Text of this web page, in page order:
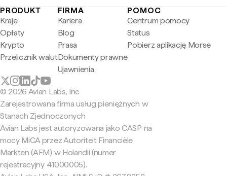
PRODUKT
Kraje
Opłaty
Krypto
Przelicznik walut
FIRMA
Kariera
Blog
Prasa
Dokumenty prawne
Ujawnienia
POMOC
Centrum pomocy
Status
Pobierz aplikację Morse
© 2026 Avian Labs, Inc
Zarejestrowana firma usług pieniężnych w
Stanach Zjednoczonych
Avian Labs jest autoryzowana jako CASP na
mocy MiCA przez Autoriteit Financiële
Markten (AFM) w Holandii (numer
rejestracyjny 41000005).